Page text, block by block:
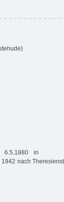
in
nach